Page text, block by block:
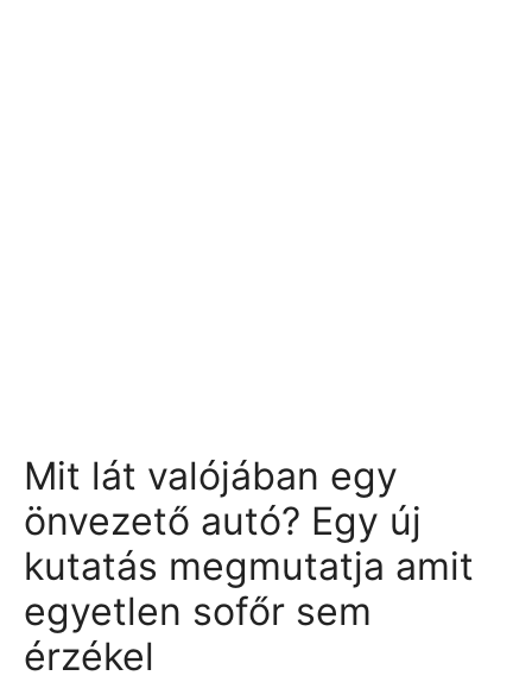
Mit lát valójában egy
önvezető autó? Egy új
kutatás megmutatja amit
egyetlen sofőr sem
érzékel